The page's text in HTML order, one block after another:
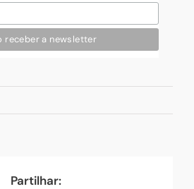
Partilhar: